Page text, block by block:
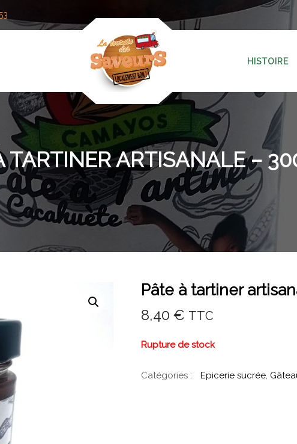
HISTOIRE
TARTINER ARTISANALE –
Pâte à tartiner
8,40€ TTC
Rupture de stock
Catégories : Epicerie sucrée,